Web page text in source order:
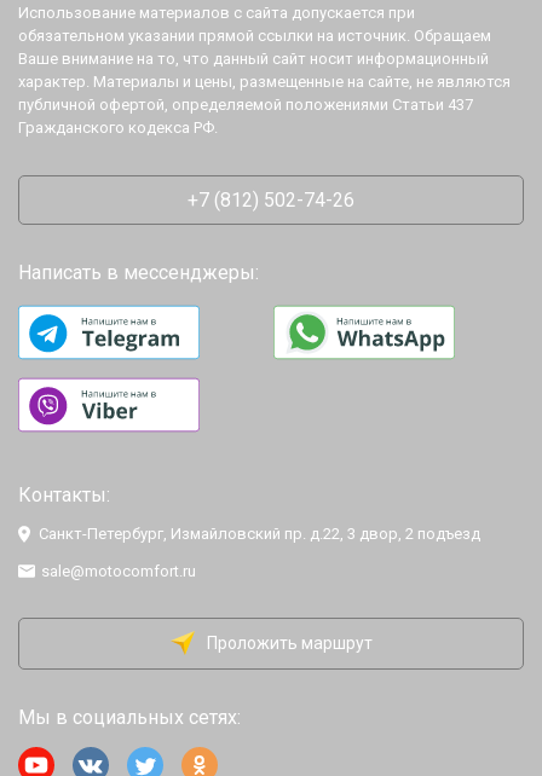
Использование материалов с сайта допускается при
обязательном указании прямой ссылки на источник. Обращаем
Ваше внимание на то, что данный сайт носит информационный
характер. Материалы и цены, размещенные на сайте, не являются
публичной офертой, определяемой положениями Статьи 437
Гражданского кодекса РФ.
+7 (812) 502-74-26
Написать в мессенджеры:
Контакты:
Санкт-Петербург, Измайловский пр. д.22, 3 двор, 2 подъезд
sale@motocomfort.ru
Проложить маршрут
Мы в социальных сетях: